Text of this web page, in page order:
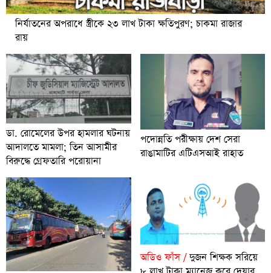
নির্যাতনের অপরাধে স্ত্রীকে ২৩ লাখ টাকা ক্ষতিপুরণ; চাকমা রাজার
রায়
ডা. রোমেলের উপর হামলার ঘটনায়
আদালতে মামলা; তিন আসামীর
বিরুদ্ধে গ্রেফতারি পরোয়ানা
পদোন্নতি পরীক্ষায় দেশ সেরা
রাঙামাটির এটিএসআই রাহাত
অডিও ফাঁস /দুজন শিক্ষক সরিয়ে